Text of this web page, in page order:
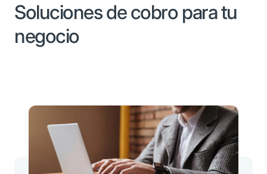
Soluciones de cobro para tu
negocio